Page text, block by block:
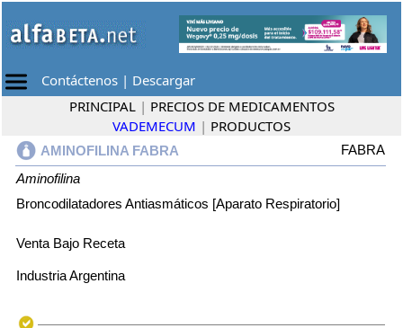
Contáctenos | Descargar
PRINCIPAL | PRECIOS DE MEDICAMENTOS
VADEMECUM | PRODUCTOS
AMINOFILINA FABRA
FABRA
Aminofilina
Broncodilatadores Antiasmáticos [Aparato Respiratorio]
Venta Bajo Receta
Industria Argentina